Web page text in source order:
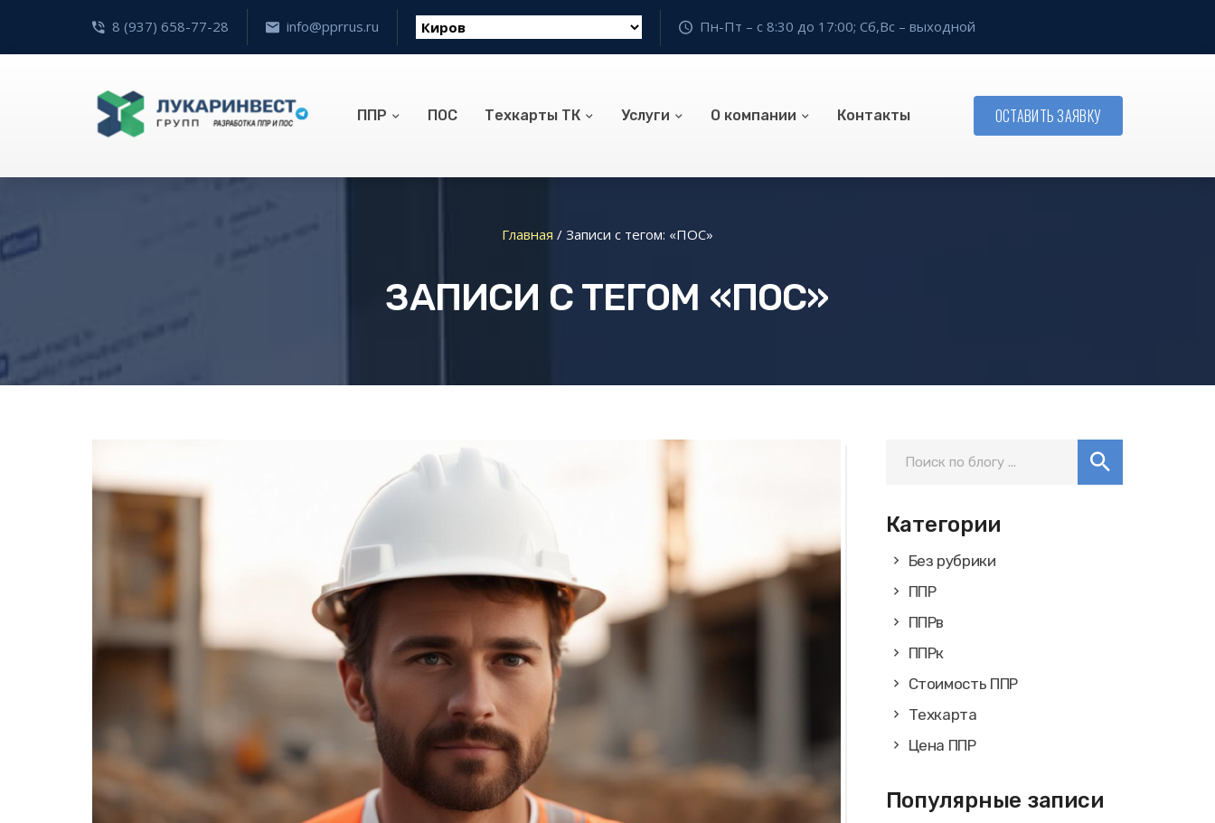
8 (937) 658-77-28 info@pprrus.ru Пн-Пт – с 8:30 до 17:00; Сб,Вс – выходной
ППР ПОС Техкарты ТК Услуги О компании Контакты ОСТАВИТЬ ЗАЯВКУ
Главная / Записи с тегом: «ПОС»
ЗАПИСИ С ТЕГОМ «ПОС»
Категории
Без рубрики
ППР
ППРв
ППРк
Стоимость ППР
Техкарта
Цена ППР
Популярные записи